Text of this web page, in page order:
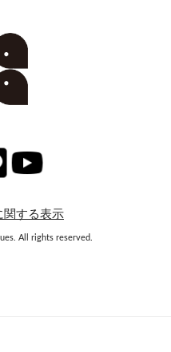
関する表示
All rights reserved.